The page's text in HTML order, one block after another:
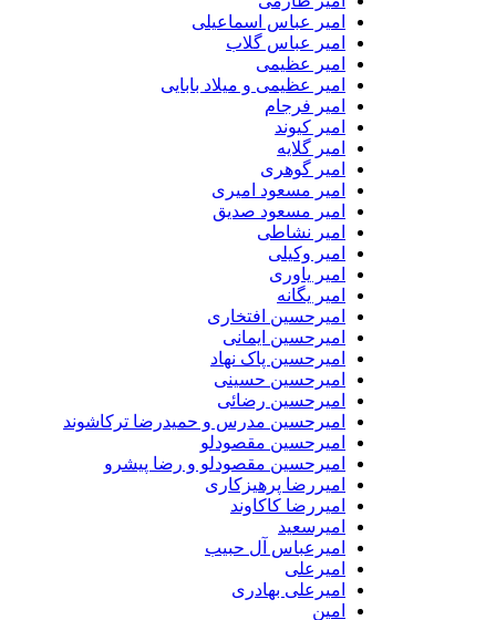
امیر عباس اسماعیلی
امیر عباس گلاب
امیر عظیمی
امیر عظیمی و میلاد بابایی
امیر فرجام
امیر کیوند
امیر گلایه
امیر گوهری
امیر مسعود امیری
امیر مسعود صدیق
امیر نشاطی
امیر وکیلی
امیر یاوری
امیر یگانه
امیرحسین افتخاری
امیرحسین ایمانی
امیرحسین پاک نهاد
امیرحسین حسینی
امیرحسین رضائی
امیرحسین مدرس و حمیدرضا ترکاشوند
امیرحسین مقصودلو
امیرحسین مقصودلو و رضا پیشرو
امیررضا پرهیزکاری
امیررضا کاکاوند
امیرسعید
امیرعباس آل حبیب
امیرعلی
امیرعلی بهادری